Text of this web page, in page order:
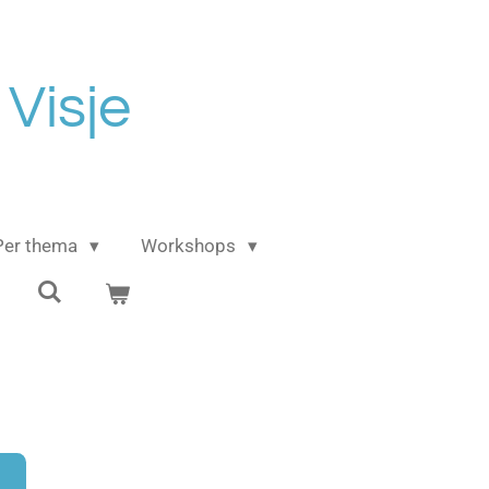
thema Workshops